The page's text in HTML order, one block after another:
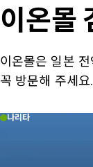
이온몰
이온몰은 일본
꼭 방문해 주세요.
나리타